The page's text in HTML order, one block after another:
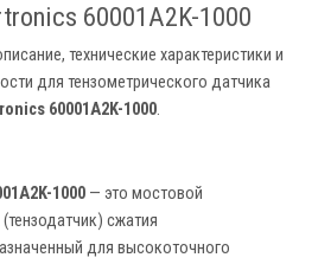
60001A2K-1000
технические характеристики и
для тензометрического датчика
60001A2K-1000.
1000 — это мостовой
сжатия
для высокоточного